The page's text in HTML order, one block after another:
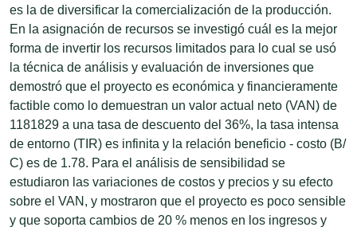
es la de diversificar la comercialización de la producción.
En la asignación de recursos se investigó cuál es la mejor
forma de invertir los recursos limitados para lo cual se usó
la técnica de análisis y evaluación de inversiones que
demostró que el proyecto es económica y financieramente
factible como lo demuestran un valor actual neto (VAN) de
1181829 a una tasa de descuento del 36%, la tasa intensa
de entorno (TIR) es infinita y la relación beneficio - costo (B/
C) es de 1.78. Para el análisis de sensibilidad se
estudiaron las variaciones de costos y precios y su efecto
sobre el VAN, y mostraron que el proyecto es poco sensible
y que soporta cambios de 20 % menos en los ingresos y